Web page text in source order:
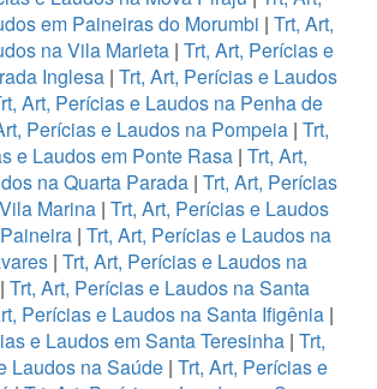
em Paineiras do Morumbi | Trt, Art,
na Vila Marieta | Trt, Art, Perícias e
Inglesa | Trt, Art, Perícias e Laudos
Art, Perícias e Laudos na Penha de
Perícias e Laudos na Pompeia| Trt,
e Laudos em Ponte Rasa | Trt, Art,
na Quarta Parada | Trt, Art, Perícias
Marina| Trt, Art, Perícias e Laudos
| Trt, Art, Perícias e Laudos na
| Trt, Art, Perícias e Laudos na
Trt, Art, Perícias e Laudos na Santa
Perícias e Laudos na Santa Ifigênia |
e Laudos em Santa Teresinha | Trt,
Laudos na Saúde | Trt, Art, Perícias e